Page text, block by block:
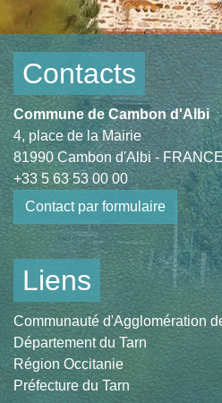
Contacts
Commune de Cambon d'Albi
4, place de la Mairie
81990 Cambon d'Albi -
+33 5 63 53 00 00
Contact par formulaire
Liens
Communauté d'Agglomération
Département du Tarn
Région Occitanie
Préfecture du Tarn